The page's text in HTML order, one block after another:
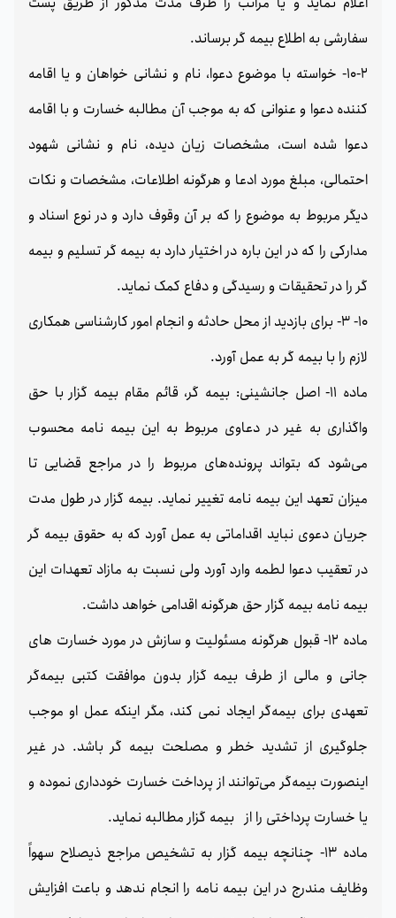
سفارشی به اطلاع بیمه گر برساند.
10-2- خواسته با موضوع دعوا، نام و نشانی خواهان و یا اقامه
کننده دعوا و عنوانی که به موجب آن مطالبه خسارت و با اقامه
دعوا شده است، مشخصات زیان دیده، نام و نشانی شهود
احتمالی، مبلغ مورد ادعا و هرگونه اطلاعات، مشخصات و نکات
دیگر مربوط به موضوع را که بر آن وقوف دارد و در نوع اسناد و
مدارکی را که در این باره در اختیار دارد به بیمه گر تسلیم و بیمه
گر را در تحقیقات و رسیدگی و دفاع کمک نماید.
10- 3- برای بازدید از محل حادثه و انجام امور کارشناسی همکاری
لازم را با بیمه گر به عمل آورد.
ماده 11- اصل جانشینی: بیمه گر، قائم مقام بیمه گزار با حق
واگذاری به غیر در دعاوی مربوط به این بیمه نامه محسوب
می‌شود که بتواند پرونده‌های مربوط را در مراجع قضایی تا
میزان تعهد این بیمه نامه تغییر نماید. بیمه گزار در طول مدت
جریان دعوی نباید اقداماتی به عمل آورد که به حقوق بیمه گر
در تعقیب دعوا لطمه وارد آورد ولی نسبت به مازاد تعهدات این
بیمه نامه بیمه گزار حق هرگونه اقدامی خواهد داشت.
ماده 12- قبول هرگونه مسئولیت و سازش در مورد خسارت های
جانی و مالی از طرف بیمه گزار بدون موافقت کتبی بیمه‌گر
تعهدی برای بیمه‌گر ایجاد نمی کند، مگر اینکه عمل او موجب
جلوگیری از تشدید خطر و مصلحت بیمه گر باشد. در غیر
اینصورت بیمه‌گر می‌توانند از پرداخت خسارت خودداری نموده و
یا خسارت پرداختی را از بیمه گزار مطالبه نماید.
ماده 13- چنانچه بیمه گزار به تشخیص مراجع ذیصلاح سهواً
وظایف مندرج در این بیمه نامه را انجام ندهد و باعت افزایش